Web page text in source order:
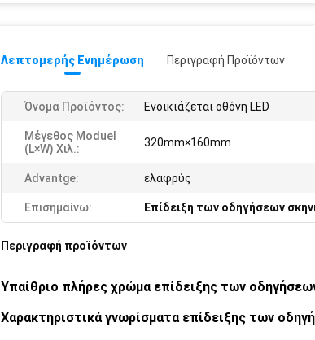
Λεπτομερής Ενημέρωση Περιγραφή Προϊόντων
Όνομα Προϊόντος: Ενοικιάζεται οθόνη LED
Μέγεθος Moduel
(L×W) Χιλ.:
320mm×160mm
Advantge: ελαφρύς
Επισημαίνω: Επίδειξη των οδηγήσεων
Περιγραφή προϊόντων
Υπαίθριο πλήρες χρώμα επίδειξης των
Χαρακτηριστικά γνωρίσματα επίδειξης των